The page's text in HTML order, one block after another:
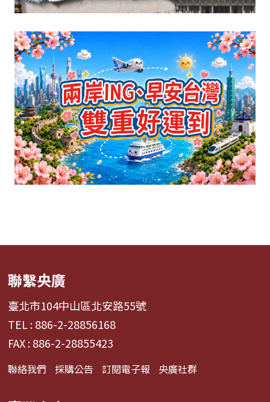
聯繫央廣
臺北市104中山區北安路55號
TEL : 886-2-28856168
FAX : 886-2-28855423
聯絡我們 採購公告 訂閱電子報 央廣社群